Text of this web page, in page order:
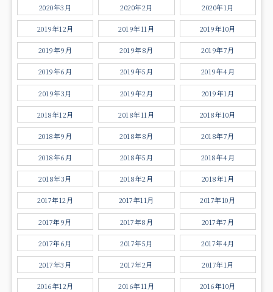
2020年3月 2020年2月 2020年1月
2019年12月 2019年11月 2019年10月
2019年9月 2019年8月 2019年7月
2019年6月 2019年5月 2019年4月
2019年3月 2019年2月 2019年1月
2018年12月 2018年11月 2018年10月
2018年9月 2018年8月 2018年7月
2018年6月 2018年5月 2018年4月
2018年3月 2018年2月 2018年1月
2017年12月 2017年11月 2017年10月
2017年9月 2017年8月 2017年7月
2017年6月 2017年5月 2017年4月
2017年3月 2017年2月 2017年1月
2016年12月 2016年11月 2016年10月